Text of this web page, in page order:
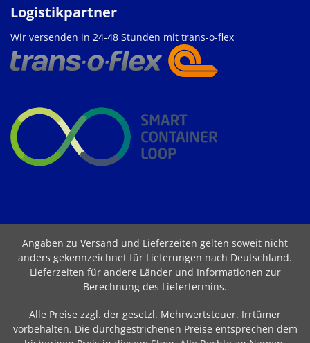
Logistikpartner
Wir versenden in 24-48 Stunden mit trans-o-flex
Angaben zu Versand und Lieferzeiten gelten soweit nicht
anders gekennzeichnet für Lieferungen nach Deutschland.
Lieferzeiten für andere Länder und Informationen zur
Berechnung des Liefertermins.
Alle Preise zzgl. der gesetzl. Mehrwertsteuer. Irrtümer
vorbehalten. Die durchgestrichenen Preise entsprechen dem